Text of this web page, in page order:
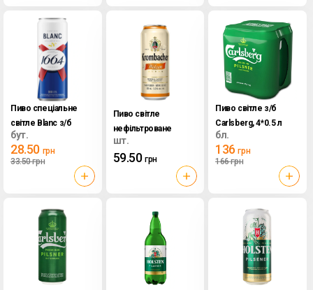
Пиво спеціальне
світле Blanc з/б
Kronenbourg 1664,
0.33 л
бут.
28.50 грн
33.50грн
Пиво світле
нефільтроване
Weizen 5.3% з/б
Krombacher, 0.5 л
шт.
59.50 грн
Пиво світле з/б
Сarlsberg, 4*0.5 л
бл.
136 грн
166грн